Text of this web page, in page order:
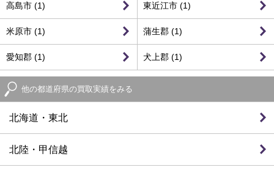
高島市 (1) 東近江市 (1)
米原市 (1) 蒲生郡 (1)
愛知郡 (1) 犬上郡 (1)
他の都道府県の買取実績をみる
北海道・東北
北陸・甲信越